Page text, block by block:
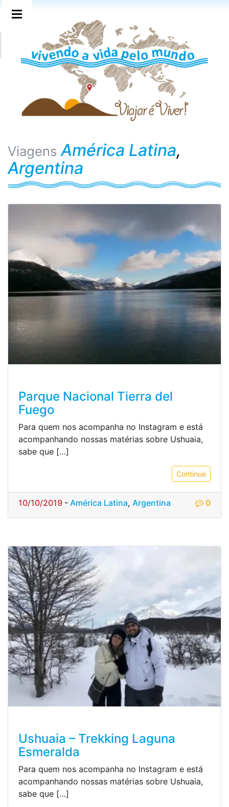
Viagens América Latina,
Argentina
Parque Nacional Tierra del
Fuego
Para quem nos acompanha no Instagram e está
acompanhando nossas matérias sobre Ushuaia,
sabe que […]
Continue
10/10/2019 - América Latina, Argentina 0
Ushuaia – Trekking Laguna
Esmeralda
Para quem nos acompanha no Instagram e está
acompanhando nossas matérias sobre Ushuaia,
sabe que […]